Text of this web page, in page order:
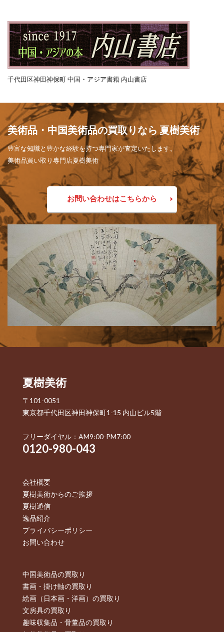
千代田区神田神保町 中国・アジア書籍 内山書店
美術品・中国美術品の買取りなら 夏樹美術
豊富な知識と豊かな経験を持つ専門家が査定いたします。
美術品買い取り専門店夏樹美術
お問い合わせはこちらから
夏樹美術
〒101-0051
東京都千代田区神田神保町1-15 内山ビル5階
フリーダイヤル：AM9:00-PM7:00
0120-980-043
会社概要
夏樹美術からのご挨拶
夏樹通信
逸品紹介
プライバシーポリシー
お問い合わせ
中国美術品の買取り
書画・掛け軸の買取り
絵画（日本画・洋画）の買取り
文房具の買取り
趣味収集品・骨董品の買取り